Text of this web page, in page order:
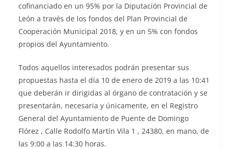
cofinanciado en un 95% por la Diputación Provincial de
León a través de los fondos del Plan Provincial de
Cooperación Municipal 2018, y en un 5% con fondos
propios del Ayuntamiento.
Todos aquellos interesados podrán presentar sus
propuestas hasta el día 10 de enero de 2019 a las 10:41
que deberán ir dirigidas al órgano de contratación y se
presentarán, necesaria y únicamente, en el Registro
General del Ayuntamiento de Puente de Domingo
Flórez , Calle Rodolfo Martín Vila 1 , 24380, en mano, de
las 9:00 a las 14:30 horas.